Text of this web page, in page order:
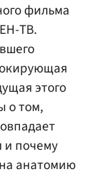
фильма
ТВ.
этого
о том,
почему
анатомию